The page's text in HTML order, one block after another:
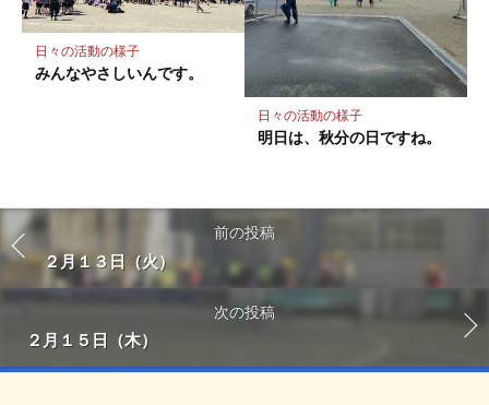
日々の活動の様子
みんなやさしいんです。
日々の活動の様子
明日は、秋分の日ですね。
前の投稿
２月１３日（火）
次の投稿
２月１５日（木）